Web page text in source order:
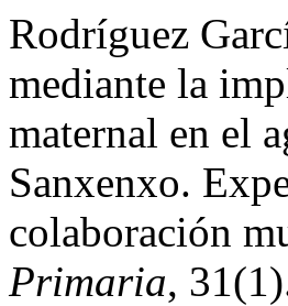
Rodríguez
mediante la
maternal en el
Sanxenxo.
colaboración
Primaria,